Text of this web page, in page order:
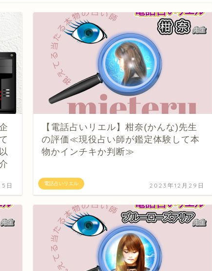
日 電話占いリエル
【電話占いリエル】柑奈(かんな)先生
の評価≪現役占い師が鑑定体験して本
物かインチキか判断≫
2023年12月29日